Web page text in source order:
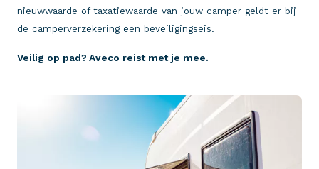
nieuwwaarde of taxatiewaarde van jouw camper geldt er bij
de camperverzekering een beveiligingseis.
Veilig op pad? Aveco reist met je mee.